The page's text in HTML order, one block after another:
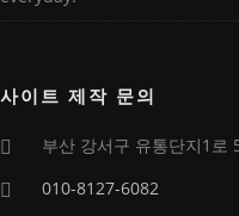
사이트 제작 문의
부산 강서구 유통단지1로
010-8127-6082